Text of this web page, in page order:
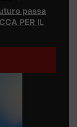
passa
PER IL